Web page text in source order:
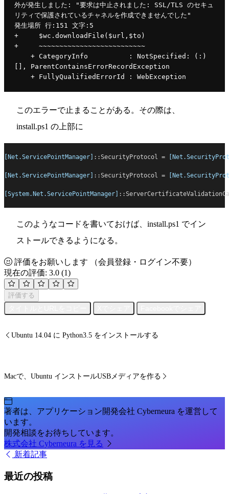
外が発生しました: "要求は中止されました: SSL/TLS のセキュ
リティで保護されているチャネルを作成できませんでした"
発生場所 行:151 文字:5
+     $wc.downloadFile($url,$to)
+     ~~~~~~~~~~~~~~~~~~~~~~~~~~
+ CategoryInfo          : NotSpecified: (:)
[], ParentContainsErrorRecordException
+ FullyQualifiedErrorId : WebException
このエラーで止まることがある。その際は、
install.ps1 の上部に
[Net.ServicePointManager] ::SecurityProtocol =
[Net.ServicePointManager] ::SecurityProtocol =
[System.Net.ServicePointManager]
このようなコードを書いておけば、install.ps1 でイン
ストールできるようになる。
評価をお願いします
（会員登録・ログイン不要）
現在の評価: 3.0 (1)
評価する
Ubuntu 14.04 に Python3.5 をインストールする
Macで、Ubuntu インストールUSBメディアを作る
著者は、アプリケーション開発会社 Cyberneura を運営して
います。
開発相談をお待ちしています。
株式会社 Cyberneura を見る
新着記事
最近の投稿